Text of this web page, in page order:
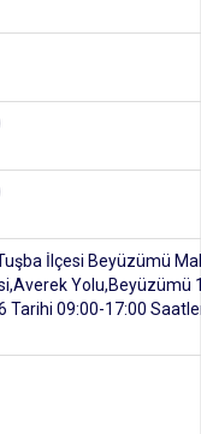
İlçesi Beyüzümü
Yolu,Beyüzümü
Tarihi 09:00-17:00